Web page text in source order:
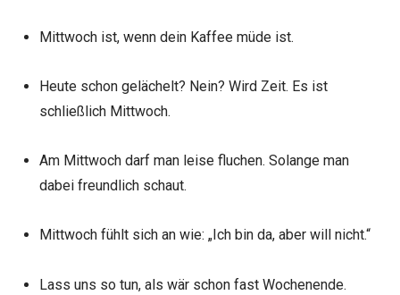
Mittwoch ist, wenn dein Kaffee müde ist.
Heute schon gelächelt? Nein? Wird Zeit. Es ist
schließlich Mittwoch.
Am Mittwoch darf man leise fluchen. Solange man
dabei freundlich schaut.
Mittwoch fühlt sich an wie: „Ich bin da, aber will nicht.“
Lass uns so tun, als wär schon fast Wochenende.